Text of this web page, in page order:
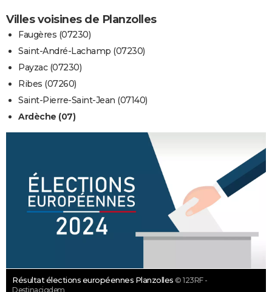
Villes voisines de Planzolles
Faugères (07230)
Saint-André-Lachamp (07230)
Payzac (07230)
Ribes (07260)
Saint-Pierre-Saint-Jean (07140)
Ardèche (07)
Résultat élections européennes Planzolles © 123RF -
Destinacigdem